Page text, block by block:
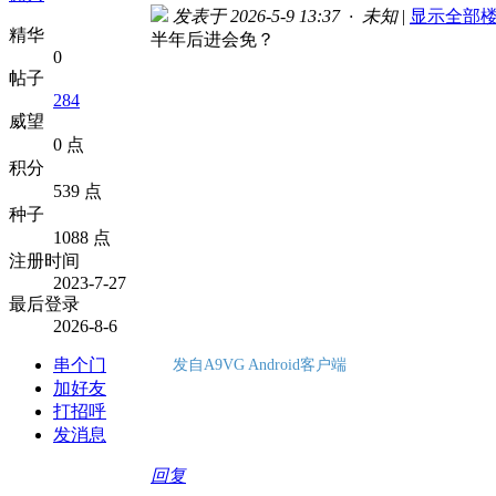
精华
0
帖子
284
威望
0 点
积分
539 点
种子
1088 点
注册时间
2023-7-27
最后登录
2026-8-6
串个门
加好友
打招呼
发消息
发表于 2026-5-9 13:37 · 未知 | 显示全部
半年后进会免？
发自A9VG Android客户端
回复